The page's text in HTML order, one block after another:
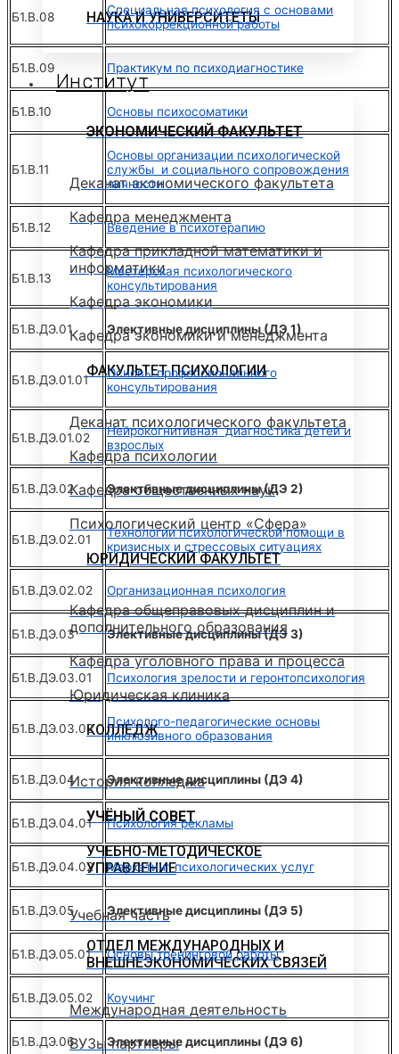
НАУКА И УНИВЕРСИТЕТЫ
Институт
ЭКОНОМИЧЕСКИЙ ФАКУЛЬТЕТ
Деканат экономического факультета
Кафедра менеджмента
Кафедра прикладной математики и
информатики
Кафедра экономики
Кафедра экономики и менеджмента
ФАКУЛЬТЕТ ПСИХОЛОГИИ
Деканат психологического факультета
Кафедра психологии
Кафедра общественных наук
Психологический центр «Сфера»
ЮРИДИЧЕСКИЙ ФАКУЛЬТЕТ
Кафедра общеправовых дисциплин и
дополнительного образования
Кафедра уголовного права и процесса
Юридическая клиника
КОЛЛЕДЖ
История колледжа
УЧЁНЫЙ СОВЕТ
УЧЕБНО-МЕТОДИЧЕСКОЕ
УПРАВЛЕНИЕ
Учебная часть
ОТДЕЛ МЕЖДУНАРОДНЫХ И
ВНЕШНЕЭКОНОМИЧЕСКИХ СВЯЗЕЙ
Международная деятельность
ВУЗы партнеры
Б1.В.08
Специальная психология с основами
психокоррекционной работы
Б1.В.09 Практикум по психодиагностике
Б1.В.10 Основы психосоматики
Б1.В.11
Основы организации психологической
службы и социального сопровождения
личности
Б1.В.12 Введение в психотерапию
Б1.В.13
Мастерская психологического
консультирования
Б1.В.ДЭ.01 Элективные дисциплины (ДЭ 1)
Б1.В.ДЭ.01.01
Основы профессионального
консультирования
Б1.В.ДЭ.01.02
Нейрокогнитивная диагностика детей и
взрослых
Б1.В.ДЭ.02 Элективные дисциплины (ДЭ 2)
Б1.В.ДЭ.02.01
Технологии психологической помощи в
кризисных и стрессовых ситуациях
Б1.В.ДЭ.02.02 Организационная психология
Б1.В.ДЭ.03 Элективные дисциплины (ДЭ 3)
Б1.В.ДЭ.03.01 Психология зрелости и геронтопсихология
Б1.В.ДЭ.03.02
Психолого-педагогические основы
инклюзивного образования
Б1.В.ДЭ.04 Элективные дисциплины (ДЭ 4)
Б1.В.ДЭ.04.01 Психология рекламы
Б1.В.ДЭ.04.02 Маркетинг психологических услуг
Б1.В.ДЭ.05 Элективные дисциплины (ДЭ 5)
Б1.В.ДЭ.05.01 Основы тренинговой работы
Б1.В.ДЭ.05.02 Коучинг
Б1.В.ДЭ.06 Элективные дисциплины (ДЭ 6)